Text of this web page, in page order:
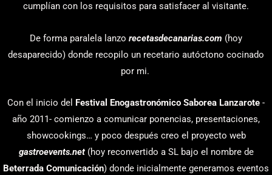
cumplían con los requisitos para satisfacer al visitante.
De forma paralela lanzo recetasdecanarias.com (hoy
desaparecido) donde recopilo un recetario autóctono cocinado
por mi.
Con el inicio del Festival Enogastronómico Saborea Lanzarote -
año 2011- comienzo a comunicar ponencias, presentaciones,
showcookings… y poco después creo el proyecto web
gastroevents.net(hoy reconvertido a SL bajo el nombre de
Beterrada Comunicación) donde inicialmente generamos eventos